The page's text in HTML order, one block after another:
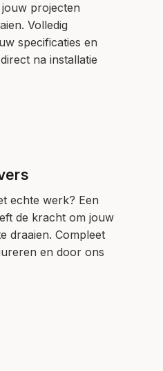
projecten
Volledig
specificaties en
na installatie
echte werk? Een
de kracht om jouw
draaien. Compleet
en door ons